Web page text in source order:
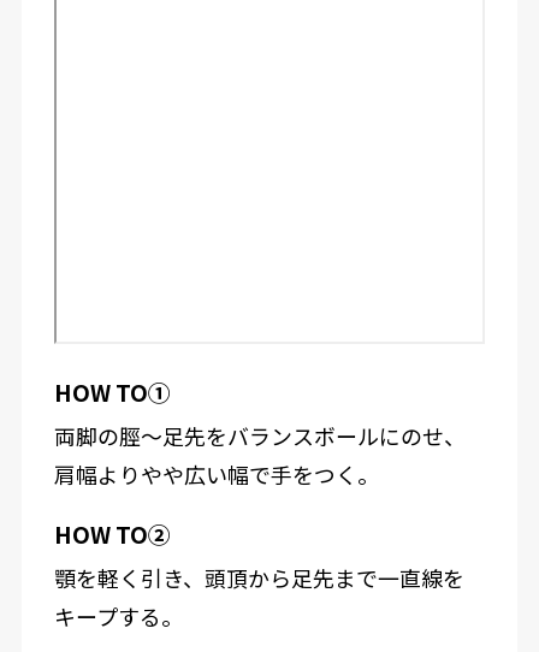
HOW TO①
両脚の脛～足先をバランスボールにのせ、
肩幅よりやや広い幅で手をつく。
HOW TO②
顎を軽く引き、頭頂から足先まで一直線を
キープする。